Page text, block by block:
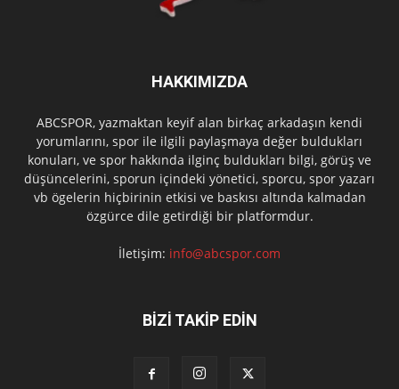
HAKKIMIZDA
ABCSPOR, yazmaktan keyif alan birkaç arkadaşın kendi
yorumlarını, spor ile ilgili paylaşmaya değer buldukları
konuları, ve spor hakkında ilginç buldukları bilgi, görüş ve
düşüncelerini, sporun içindeki yönetici, sporcu, spor yazarı
vb ögelerin hiçbirinin etkisi ve baskısı altında kalmadan
özgürce dile getirdiği bir platformdur.
İletişim: info@abcspor.com
BİZİ TAKİP EDİN